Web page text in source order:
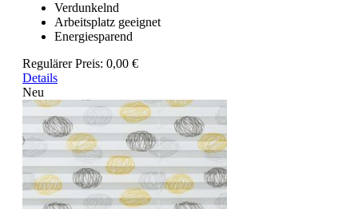
Verdunkelnd
Arbeitsplatz geeignet
Energiesparend
Regulärer Preis: 0,00 €
Details
Neu